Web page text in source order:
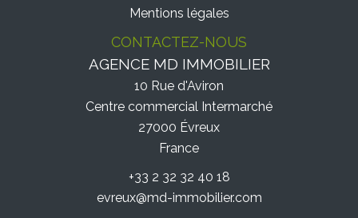
Mentions légales
CONTACTEZ-NOUS
AGENCE MD IMMOBILIER
10 Rue d'Aviron
Centre commercial Intermarché
27000 Évreux
France
+33 2 32 32 40 18
evreux@md-immobilier.com